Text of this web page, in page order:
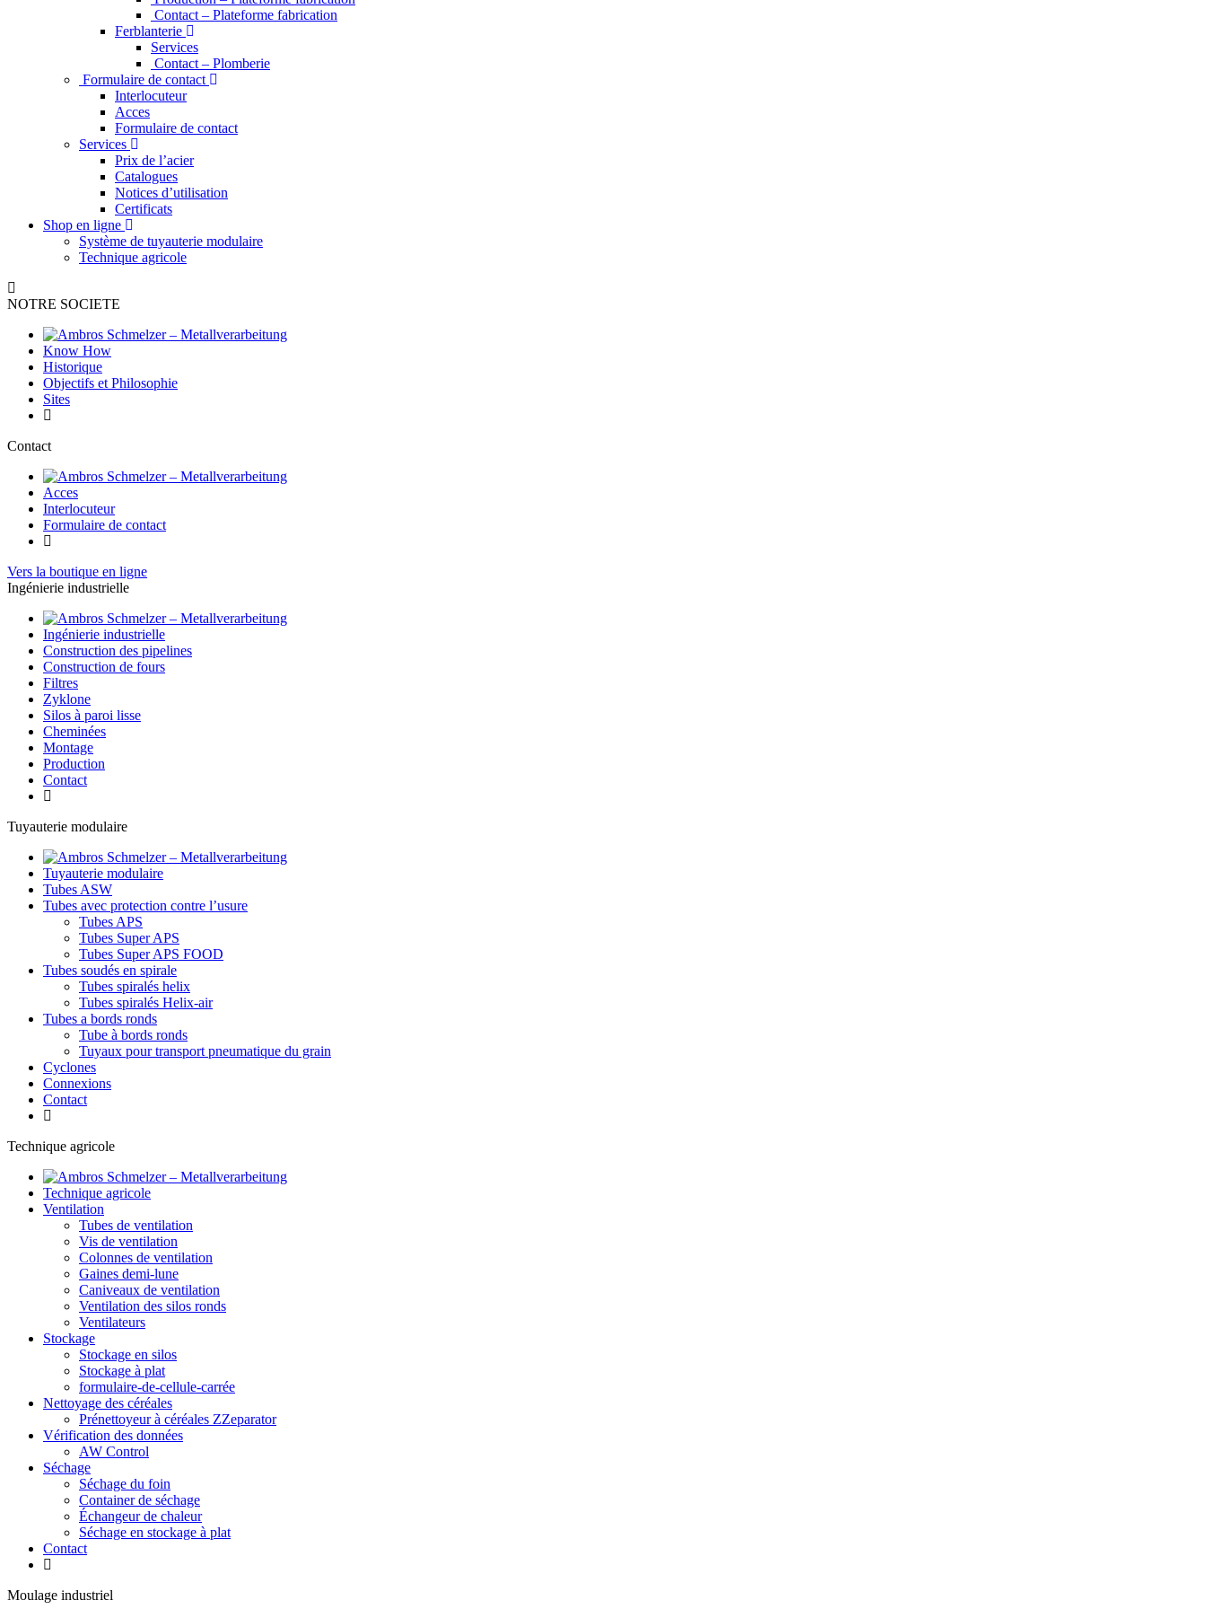
Contact – Plateforme fabrication
Ferblanterie
Services
Contact – Plomberie
Formulaire de contact
Interlocuteur
Acces
Formulaire de contact
Services
Prix de l’acier
Catalogues
Notices d’utilisation
Certificats
Shop en ligne
Système de tuyauterie modulaire
Technique agricole
NOTRE SOCIETE
Know How
Historique
Objectifs et Philosophie
Sites
Contact
Acces
Interlocuteur
Formulaire de contact
Vers la boutique en ligne
Ingénierie industrielle
Ingénierie industrielle
Construction des pipelines
Construction de fours
Filtres
Zyklone
Silos à paroi lisse
Cheminées
Montage
Production
Contact
Tuyauterie modulaire
Tuyauterie modulaire
Tubes ASW
Tubes avec protection contre l’usure
Tubes APS
Tubes Super APS
Tubes Super APS FOOD
Tubes soudés en spirale
Tubes spiralés helix
Tubes spiralés Helix-air
Tubes a bords ronds
Tube à bords ronds
Tuyaux pour transport pneumatique du grain
Cyclones
Connexions
Contact
Technique agricole
Technique agricole
Ventilation
Tubes de ventilation
Vis de ventilation
Colonnes de ventilation
Gaines demi-lune
Caniveaux de ventilation
Ventilation des silos ronds
Ventilateurs
Stockage
Stockage en silos
Stockage à plat
formulaire-de-cellule-carrée
Nettoyage des céréales
Prénettoyeur à céréales ZZeparator
Vérification des données
AW Control
Séchage
Séchage du foin
Container de séchage
Échangeur de chaleur
Séchage en stockage à plat
Contact
Moulage industriel